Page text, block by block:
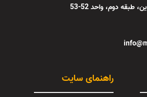
طبقه دوم، واحد 52-53
راهنمای سایت